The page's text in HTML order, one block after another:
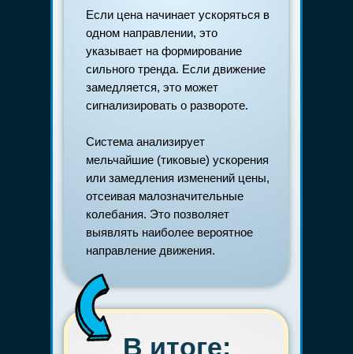
Если цена начинает ускоряться в
одном направлении, это
указывает на формирование
сильного тренда. Если движение
замедляется, это может
сигнализировать о развороте.
Система анализирует
мельчайшие (тиковые) ускорения
или замедления изменений цены,
отсеивая малозначительные
колебания. Это позволяет
выявлять наиболее вероятное
направление движения.
В итоге: